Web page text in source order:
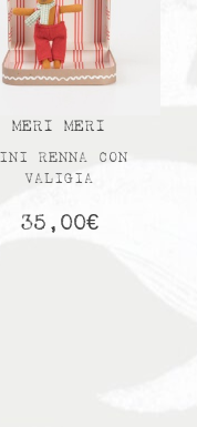
MERI MERI
RENNA CON
VALIGIA
35,00€